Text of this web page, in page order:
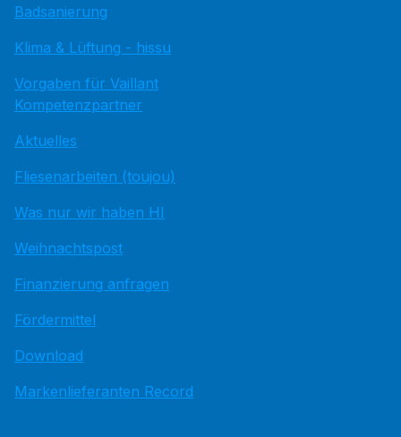
Badsanierung
Klima & Lüftung - hissu
Vorgaben für Vaillant
Kompetenzpartner
Aktuelles
Fliesenarbeiten (toujou)
Was nur wir haben HI
Weihnachtspost
Finanzierung anfragen
Fördermittel
Download
Markenlieferanten Record